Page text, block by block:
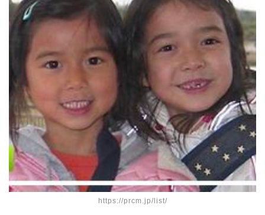
https://prcm.jp/list/